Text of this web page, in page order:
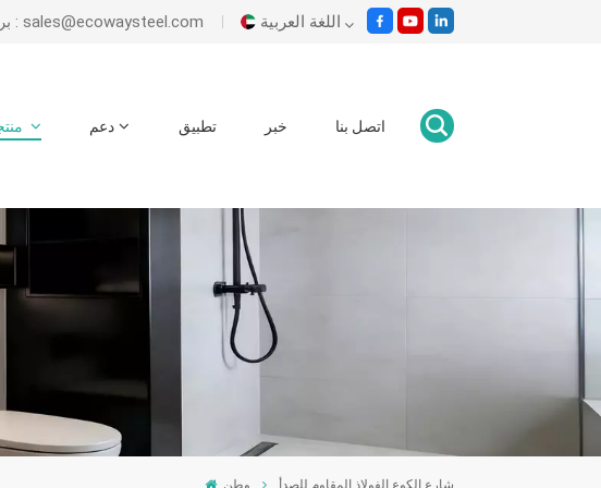
بريد إلكتروني : sales@ecowaysteel.com اللغة العربية
دعم تطبيق خبر اتصل بنا
وطن شارع الكوع الفولاذ المقاوم للصدأ